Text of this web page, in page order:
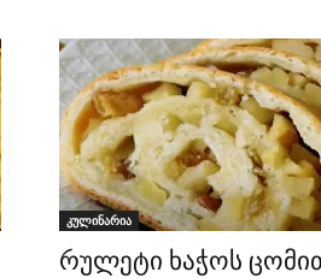
კულინარია
რულეტი ხაჭოს